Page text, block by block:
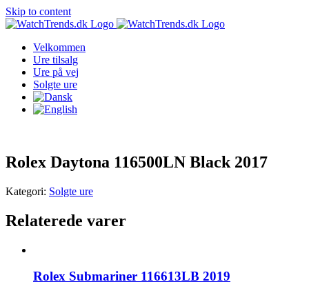
Skip to content
Velkommen
Ure tilsalg
Ure på vej
Solgte ure
Rolex Daytona 116500LN Black 2017
Kategori: Solgte ure
Relaterede varer
Rolex Submariner 116613LB 2019